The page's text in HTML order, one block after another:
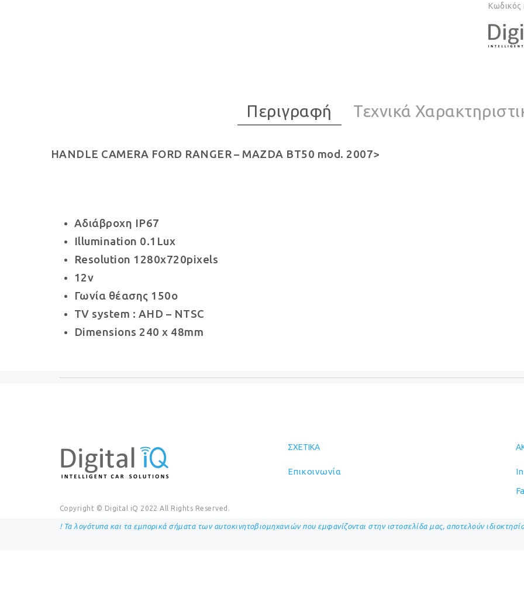
Κωδικός
Περιγραφή Τεχνικά
HANDLE CAMERA FORD RANGER – MAZDA BT50 mod. 2007>
Αδιάβροχη IP67
Illumination 0.1Lux
Resolution 1280x720pixels
12v
Γωνία θέασης 150o
TV system : AHD – NTSC
Dimensions 240 x 48mm
Copyright © Digital iQ 2022 All Rights Reserved.
ΣΧΕΤΙΚΆ
Επικοινωνία
! Τα λογότυπα και τα εμπορικά σήματα των αυτοκινητοβιομηχανιών που εμφανίζονται στην ιστοσελίδα μας, αποτελούν